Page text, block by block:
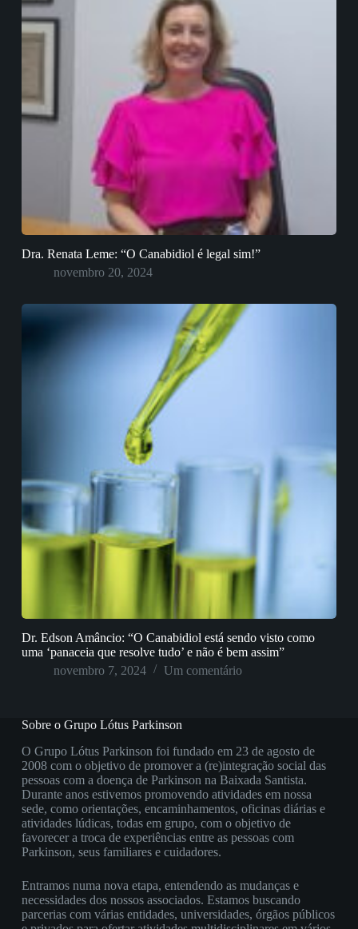
Dra. Renata Leme: “O Canabidiol é legal sim!”
novembro 20, 2024
Dr. Edson Amâncio: “O Canabidiol está sendo visto como
uma ‘panaceia que resolve tudo’ e não é bem assim”
novembro 7, 2024
Um comentário
Sobre o Grupo Lótus Parkinson
O Grupo Lótus Parkinson foi fundado em 23 de agosto de
2008 com o objetivo de promover a (re)integração social das
pessoas com a doença de Parkinson na Baixada Santista.
Durante anos estivemos promovendo atividades em nossa
sede, como orientações, encaminhamentos, oficinas diárias e
atividades lúdicas, todas em grupo, com o objetivo de
favorecer a troca de experiências entre as pessoas com
Parkinson, seus familiares e cuidadores.
Entramos numa nova etapa, entendendo as mudanças e
necessidades dos nossos associados. Estamos buscando
parcerias com várias entidades, universidades, órgãos públicos